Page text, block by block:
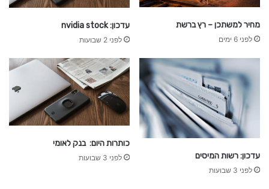
ד
ו
ת
מחיר למשתכן – רץ ברשת
לפני 6 ימים
עדכון: nvidia stock
לפני 2 שבועות
עדכון: רשות המיסים
לפני 3 שבועות
כותרות היום: בנק לאומי
לפני 3 שבועות